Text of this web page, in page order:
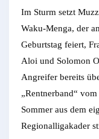
Im Sturm setzt
Waku-Menga, der
Geburtstag feiert,
Aloi und Solomon
Angreifer bereits
„Rentnerband“
Sommer aus dem
Regionalligakader